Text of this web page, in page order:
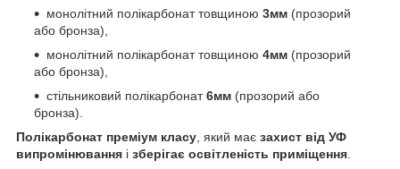
монолітний полікарбонат товщиною 3мм (прозорий
або бронза),
монолітний полікарбонат товщиною 4мм (прозорий
або бронза),
стільниковий полікарбонат6мм (прозорий або
бронза).
Полікарбонат преміум класу , який має захист від УФ
випромінювання і зберігає освітленість приміщення